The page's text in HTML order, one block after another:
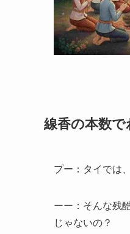
線香の本数で
プー：タイでは
ーー：そんな残
じゃないの？